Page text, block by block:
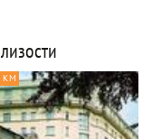
КМ